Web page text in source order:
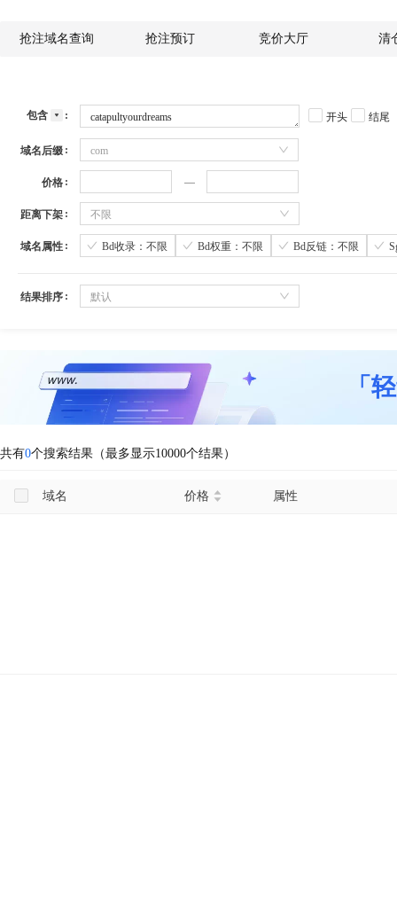
抢注域名查询 抢注预订 竞价大厅 清
包含 开头 结尾
域名后缀 com
价格
距离下架 不限
域名属性 Bd收录：不限 Bd权重：不限 Bd反链：不限
结果排序 默认
「
共有0个搜索结果（最多显示10000个结果）
域名 价格 属性